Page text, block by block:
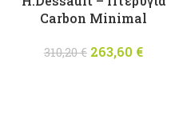
Carbon Minimal
310,20€
Original
263,60 €